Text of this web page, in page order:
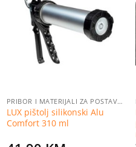
Dodaj
na
listu
želja
PRIBOR I MATERIJALI ZA POSTAVLJANJE PLOČICA
LUX pištolj silikonski Alu
Comfort 310 ml